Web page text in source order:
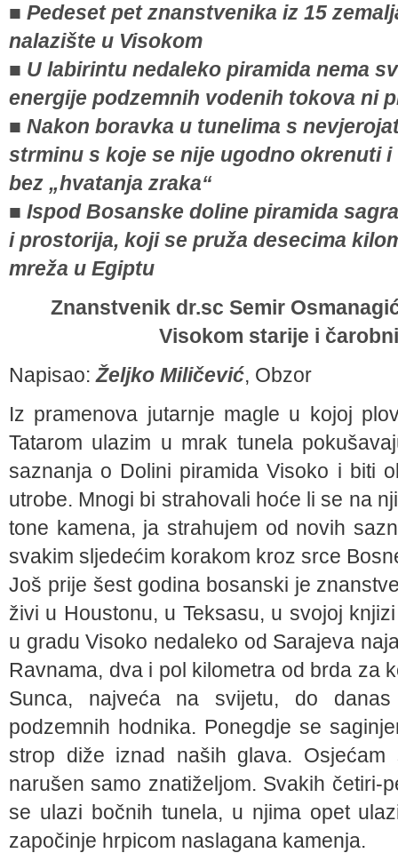
■ Pedeset pet znanstvenika iz 15
nalazište u Visokom
■ U labirintu nedaleko piramida nema
energije podzemnih vodenih tokova ni
■ Nakon boravka u tunelima s
strminu s koje se nije ugodno okrenuti
bez „hvatanja zraka“
■ Ispod Bosanske doline piramida
i prostorija, koji se pruža desecima
mreža u Egiptu
Znanstvenik dr.sc Semir
Visokom starije i
Napisao:Željko Miličević, Obzor
Iz pramenova jutarnje magle u kojoj
Tatarom ulazim u mrak tunela
saznanja o Dolini piramida Visoko i biti
utrobe. Mnogi bi strahovali hoće li se na
tone kamena, ja strahujem od novih
svakim sljedećim korakom kroz srce
Još prije šest godina bosanski je
živi u Houstonu, u Teksasu, u svojoj
u gradu Visoko nedaleko od Sarajeva
Ravnama, dva i pol kilometra od brda za
Sunca, najveća na svijetu, do
podzemnih hodnika. Ponegdje se
strop diže iznad naših glava.
narušen samo znatiželjom. Svakih četiri-
se ulazi bočnih tunela, u njima opet
započinje hrpicom naslagana kamenja.